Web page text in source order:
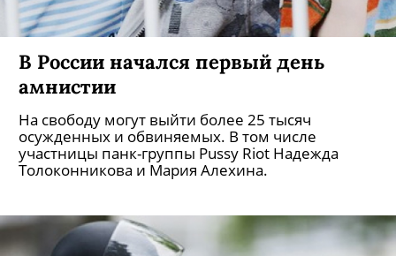
В России начался первый день
амнистии
На свободу могут выйти более 25 тысяч
осужденных и обвиняемых. В том числе
участницы панк-группы Pussy Riot Надежда
Толоконникова и Мария Алехина.